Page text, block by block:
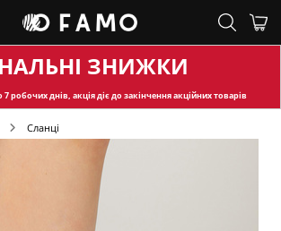
ЗНИЖКИ
7 робочих днів, акція діє до закінчення акційних товарів
Сланці